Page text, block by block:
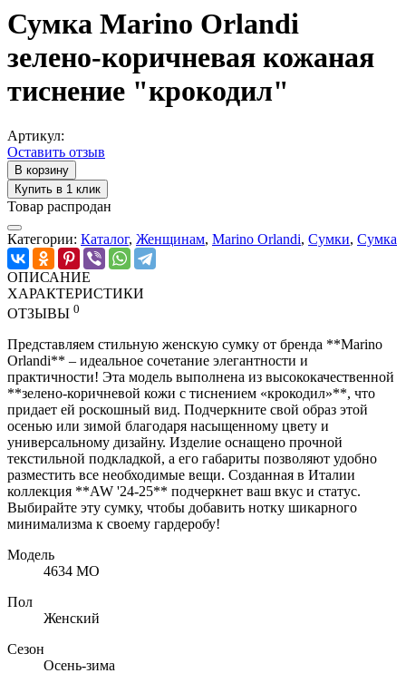
Сумка Marino Orlandi
зелено-коричневая кожаная
тиснение "крокодил"
Артикул:
Оставить отзыв
В корзину
Купить в 1 клик
Товар распродан
Категории: Каталог, Женщинам, Marino Orlandi, Cумки, Сумка
ОПИСАНИЕ
ХАРАКТЕРИСТИКИ
ОТЗЫВЫ 0
Представляем стильную женскую сумку от бренда **Marino
Orlandi** – идеальное сочетание элегантности и
практичности! Эта модель выполнена из высококачественной
**зелено-коричневой кожи с тиснением «крокодил»**, что
придает ей роскошный вид. Подчеркните свой образ этой
осенью или зимой благодаря насыщенному цвету и
универсальному дизайну. Изделие оснащено прочной
текстильной подкладкой, а его габариты позволяют удобно
разместить все необходимые вещи. Созданная в Италии
коллекция **AW '24-25** подчеркнет ваш вкус и статус.
Выбирайте эту сумку, чтобы добавить нотку шикарного
минимализма к своему гардеробу!
Модель
4634 MO
Пол
Женский
Сезон
Осень-зима